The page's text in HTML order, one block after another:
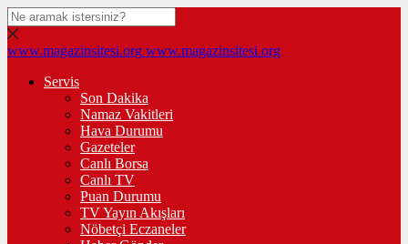
www.magazinsitesi.org www.magazinsitesi.org
Servis
Son Dakika
Namaz Vakitleri
Hava Durumu
Gazeteler
Canlı Borsa
Canlı TV
Puan Durumu
TV Yayın Akışları
Nöbetçi Eczaneler